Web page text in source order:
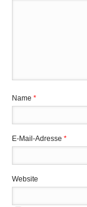
Name *
E-Mail-Adresse *
Website